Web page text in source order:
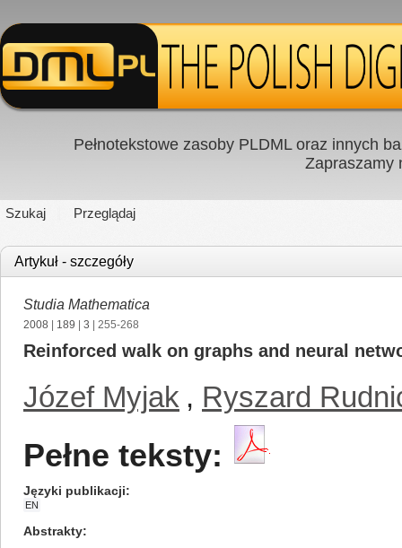
Pełnotekstowe zasoby PLDML oraz innych
Zapraszamy
Szukaj Przeglądaj
Artykuł - szczegóły
Studia Mathematica
2008 189 3 | 255-268
Reinforced walk on graphs and neural
Józef Myjak , Ryszard
Pełne teksty:
Języki publikacji
EN
Abstrakty